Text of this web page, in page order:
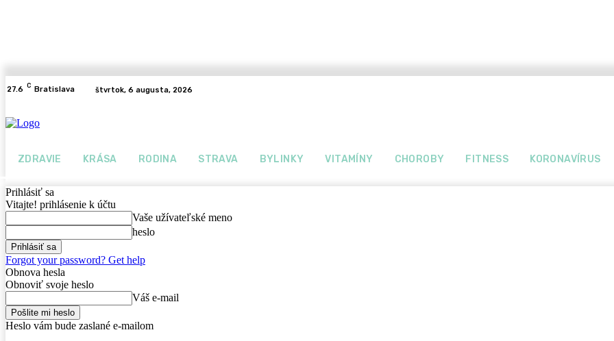
27.6 C Bratislava štvrtok, 6 augusta, 2026
ZDRAVIE KRÁSA RODINA STRAVA BYLINKY VITAMÍNY CHOROBY FITNESS KORONAVÍRUS
Prihlásiť sa
Vitajte! prihlásenie k účtu
Vaše užívateľské meno
heslo
Forgot your password? Get help
Obnova hesla
Obnoviť svoje heslo
Váš e-mail
Heslo vám bude zaslané e-mailom